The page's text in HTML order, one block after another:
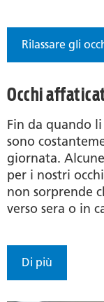
Rilassare gli
Occhi
Fin da quando
sono
giornata.
per i nostri
non sorprende
verso sera o in
Di più